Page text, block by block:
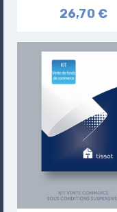
26,70 €